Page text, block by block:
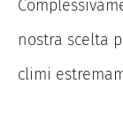
nostra scelta
climi